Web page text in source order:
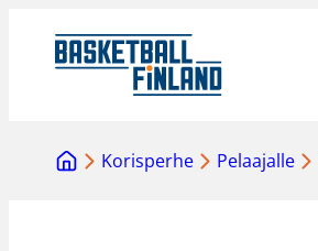
sisältöön
Korisperhe Pelaajalle